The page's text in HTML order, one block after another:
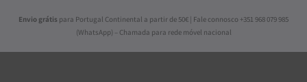
Envio grátis para Portugal Continental a partir de 50€ | Fale connosco +351 968 079 985
(WhatsApp) – Chamada para rede móvel nacional